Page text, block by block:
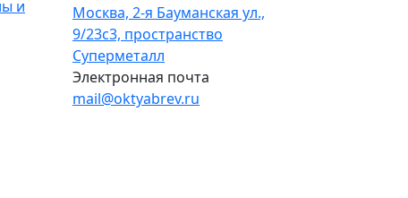
и
Москва, 2-я Бауманская ул.,
9/23с3, пространство
Суперметалл
Электронная почта
mail@oktyabrev.ru